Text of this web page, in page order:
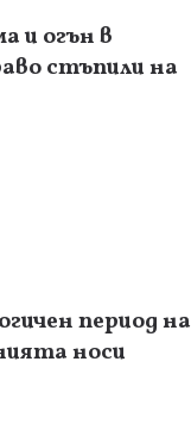
и огън в
стъпили на
период на
носи